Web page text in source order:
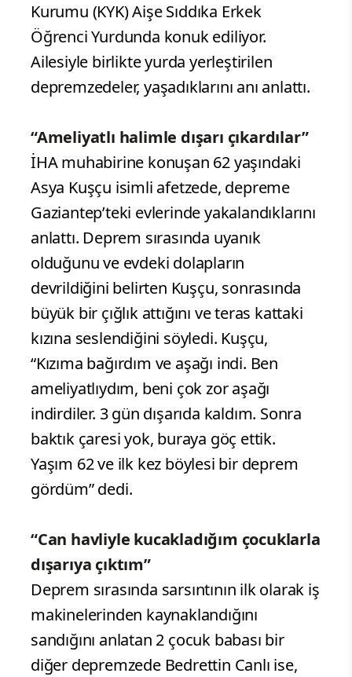
Kurumu (KYK) Aişe Sıddıka Erkek
Öğrenci Yurdunda konuk ediliyor.
Ailesiyle birlikte yurda yerleştirilen
depremzedeler, yaşadıklarını anı anlattı.
“Ameliyatlı halimle dışarı çıkardılar”
İHA muhabirine konuşan 62 yaşındaki
Asya Kuşçu isimli afetzede, depreme
Gaziantep’teki evlerinde yakalandıklarını
anlattı. Deprem sırasında uyanık
olduğunu ve evdeki dolapların
devrildiğini belirten Kuşçu, sonrasında
büyük bir çığlık attığını ve teras kattaki
kızına seslendiğini söyledi. Kuşçu,
“Kızıma bağırdım ve aşağı indi. Ben
ameliyatlıydım, beni çok zor aşağı
indirdiler. 3 gün dışarıda kaldım. Sonra
baktık çaresi yok, buraya göç ettik.
Yaşım 62 ve ilk kez böylesi bir deprem
gördüm” dedi.
“Can havliyle kucakladığım çocuklarla
dışarıya çıktım”
Deprem sırasında sarsıntının ilk olarak iş
makinelerinden kaynaklandığını
sandığını anlatan 2 çocuk babası bir
diğer depremzede Bedrettin Canlı ise,